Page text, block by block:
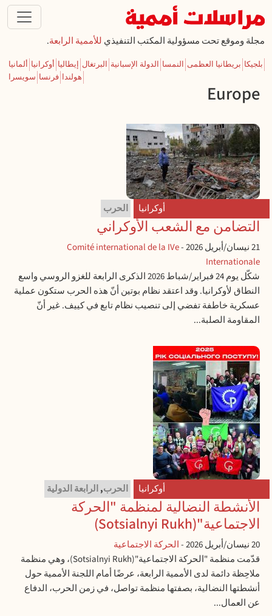
تجاوز إلى المحتوى الرئيسي
مجلة وموقع تحت مسؤولية المكتب التنفيذي للأممية الرابعة.
ألمانيا أوكرانيا إيطاليا البرتغال الدولة الإسبانية النمسا بريطانيا العظمى بلجيكا
سويسرا فرنسا هولندا
Europe
أوكرانيا الحرب
التضامن مع الشعب الأوكراني
21 نيسان/أبريل 2026 -
Comité international de la IVe
Internationale
شكّل يوم 24 فبراير/شباط 2026 الذكرى الرابعة للغزو الروسي واسع
النطاق لأوكرانيا. وقد اعتقد نظام بوتين أنّ هذه الحرب ستكون عملية
عسكرية خاطفة تفضي إلى تنصيب نظام تابع في كييف. غير أنّ
المقاومة الصلبة...
أوكرانيا الحرب,الرابعة الدولية
الأنشطة النضالية لمنظمة "الحركة
الاجتماعية"(Sotsialnyi Rukh)
20 نيسان/أبريل 2026 -الحركة الاجتماعية
قدّمت منظمة "الحركة الاجتماعية"(Sotsialnyi Rukh)، وهي منظمة
ملاحِظة دائمة لدى الأممية الرابعة، عرضًا أمام اللجنة الأممية حول
أنشطتها النضالية، بصفتها منظمة تواصل، في زمن الحرب، الدفاع
عن العمال...